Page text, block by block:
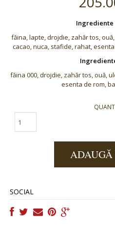
Ingrediente
făina, lapte, drojdie, zahăr tos,
cacao, nuca, stafide, rahat,
făina 000, drojdie, zahăr tos, ouă,
esenta de rom,
ADAUGĂ
SOCIAL